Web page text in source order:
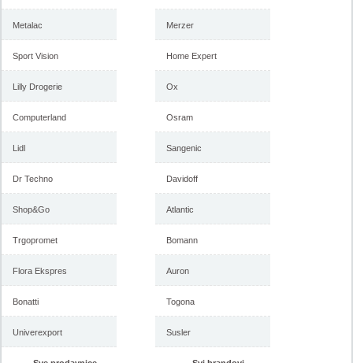
Metalac
Sport Vision
Lilly Drogerie
Computerland
Lidl
Dr Techno
Shop&Go
Trgopromet
Flora Ekspres
Bonatti
Univerexport
Merzer
Home Expert
Ox
Osram
Sangenic
Davidoff
Atlantic
Bomann
Auron
Togona
Susler